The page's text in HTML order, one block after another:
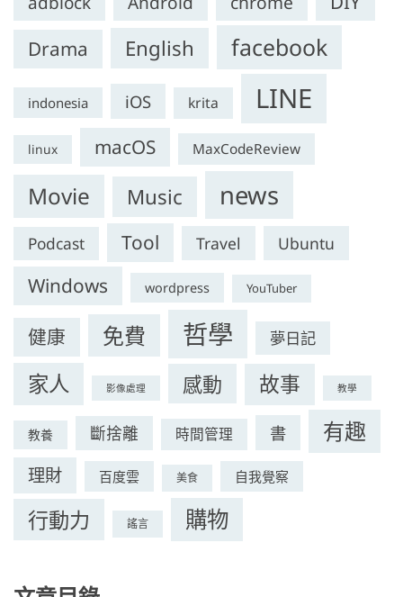
Drama
English facebook
indonesia iOS krita LINE
linux macOS MaxCodeReview
Movie Music news
Podcast Tool Travel Ubuntu
Windows wordpress YouTuber
健康 免費 哲學 夢日記
家人 影像處理 感動 故事 教學
教養 斷捨離 時間管理 書 有趣
理財 百度雲 美食 自我覺察
行動力 謠言 購物